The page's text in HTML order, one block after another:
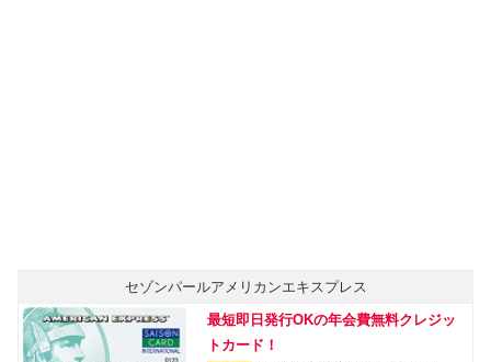
セゾンパールアメリカンエキスプレス
最短即日発行OKの年会費無料クレジッ
トカード！